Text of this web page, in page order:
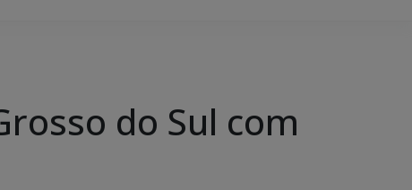
do Sul com